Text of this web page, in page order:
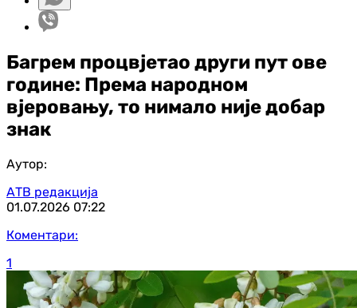
Багрем процвјетао други пут ове
године: Према народном
вјеровању, то нимало није добар
знак
Аутор:
АТВ редакција
01.07.2026 07:22
Коментари:
1